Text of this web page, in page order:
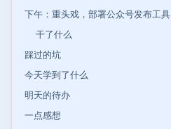
下午：重头戏，部署公众号发布工具
干了什么
踩过的坑
今天学到了什么
明天的待办
一点感想